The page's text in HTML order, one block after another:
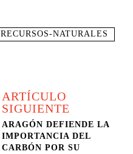
RECURSOS-NATURALES
ARTÍCULO
SIGUIENTE
ARAGÓN DEFIENDE LA
IMPORTANCIA DEL
CARBÓN POR SU